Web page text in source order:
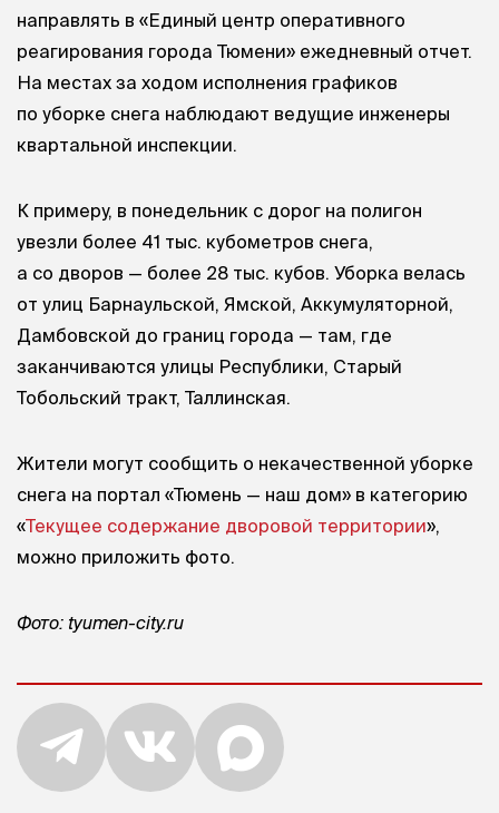
направлять в «Единый центр оперативного
реагирования города Тюмени» ежедневный отчет.
На местах за ходом исполнения графиков
по уборке снега наблюдают ведущие инженеры
квартальной инспекции.
К примеру, в понедельник с дорог на полигон
увезли более 41 тыс. кубометров снега,
а со дворов — более 28 тыс. кубов. Уборка велась
от улиц Барнаульской, Ямской, Аккумуляторной,
Дамбовской до границ города — там, где
заканчиваются улицы Республики, Старый
Тобольский тракт, Таллинская.
Жители могут сообщить о некачественной уборке
снега на портал «Тюмень — наш дом» в категорию
«Текущее содержание дворовой территории»,
можно приложить фото.
Фото: tyumen-city.ru